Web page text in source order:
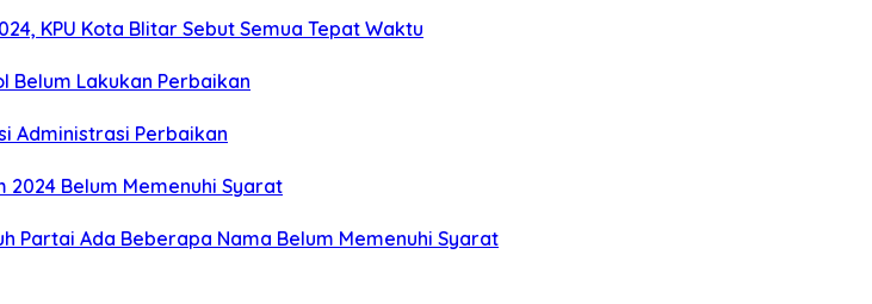
KPU Kota Blitar Sebut Semua Tepat Waktu
Belum Lakukan Perbaikan
Administrasi Perbaikan
2024 Belum Memenuhi Syarat
Partai Ada Beberapa Nama Belum Memenuhi Syarat